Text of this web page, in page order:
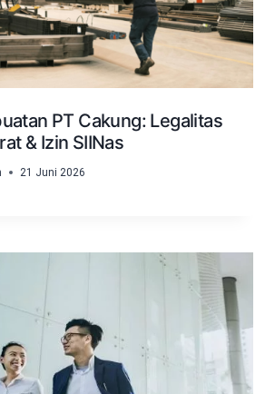
PT Cakung: Legalitas
& Izin SIINas
21 Juni 2026